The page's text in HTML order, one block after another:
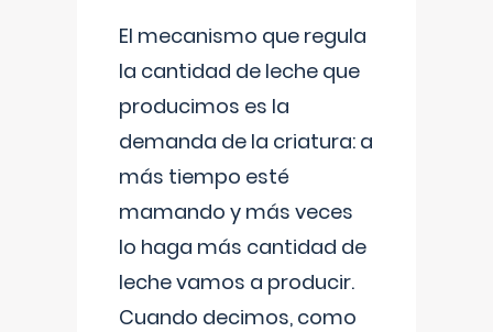
El mecanismo que regula
la cantidad de leche que
producimos es la
demanda de la criatura: a
más tiempo esté
mamando y más veces
lo haga más cantidad de
leche vamos a producir.
Cuando decimos, como